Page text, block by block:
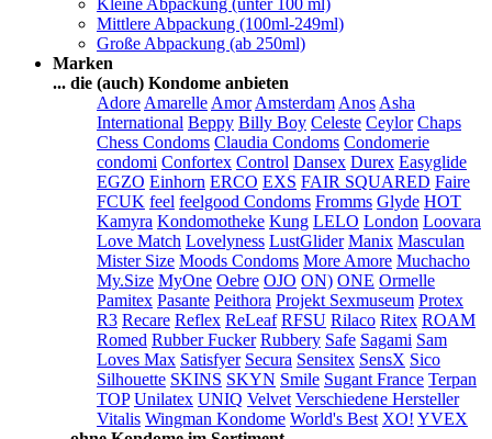
Kleine Abpackung (unter 100 ml)
Mittlere Abpackung (100ml-249ml)
Große Abpackung (ab 250ml)
Marken
... die (auch) Kondome anbieten
Adore Amarelle Amor Amsterdam Anos Asha
International Beppy Billy Boy Celeste Ceylor Chaps
Chess Condoms Claudia Condoms Condomerie
condomi Confortex Control Dansex Durex Easyglide
EGZO Einhorn ERCO EXS FAIR SQUARED Faire
FCUK feel feelgood Condoms Fromms Glyde HOT
Kamyra Kondomotheke Kung LELO London Loovara
Love Match Lovelyness LustGlider Manix Masculan
Mister Size Moods Condoms More Amore Muchacho
My.Size MyOne Oebre OJO ON) ONE Ormelle
Pamitex Pasante Peithora Projekt Sexmuseum Protex
R3 Recare Reflex ReLeaf RFSU Rilaco Ritex ROAM
Romed Rubber Fucker Rubbery Safe Sagami Sam
Loves Max Satisfyer Secura Sensitex SensX Sico
Silhouette SKINS SKYN Smile Sugant France Terpan
TOP Unilatex UNIQ Velvet Verschiedene Hersteller
Vitalis Wingman Kondome World's Best XO! YVEX